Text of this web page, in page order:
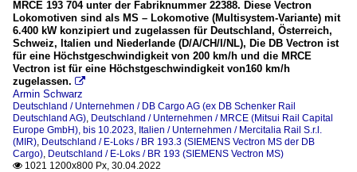
MRCE 193 704 unter der Fabriknummer 22388. Diese Vectron
Lokomotiven sind als MS – Lokomotive (Multisystem-Variante) mit
6.400 kW konzipiert und zugelassen für Deutschland, Österreich,
Schweiz, Italien und Niederlande (D/A/CH/I/NL), Die DB Vectron ist
für eine Höchstgeschwindigkeit von 200 km/h und die MRCE
Vectron ist für eine Höchstgeschwindigkeit von160 km/h
zugelassen. 
Armin Schwarz
Deutschland / Unternehmen / DB Cargo AG (ex DB Schenker Rail
Deutschland AG), Deutschland / Unternehmen / MRCE (Mitsui Rail Capital
Europe GmbH), bis 10.2023, Italien / Unternehmen / Mercitalia Rail S.r.l.
(MIR), Deutschland / E-Loks / BR 193.3 (SIEMENS Vectron MS der DB
Cargo), Deutschland / E-Loks / BR 193 (SIEMENS Vectron MS)
 1021 1200x800 Px, 30.04.2022